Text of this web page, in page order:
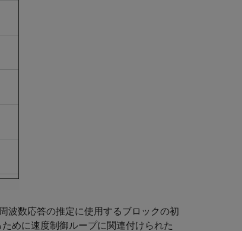
波数応答の推定に使用するブロックの初
めに速度制御ループに関連付けられた